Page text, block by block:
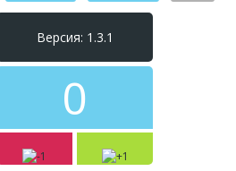
Версия: 1.3.1
0